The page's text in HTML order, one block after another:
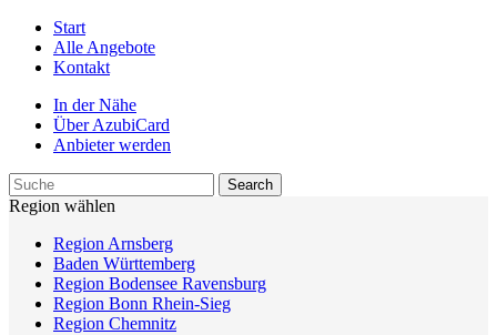
Start
Alle Angebote
Kontakt
In der Nähe
Über AzubiCard
Anbieter werden
Region wählen
Region Arnsberg
Baden Württemberg
Region Bodensee Ravensburg
Region Bonn Rhein-Sieg
Region Chemnitz